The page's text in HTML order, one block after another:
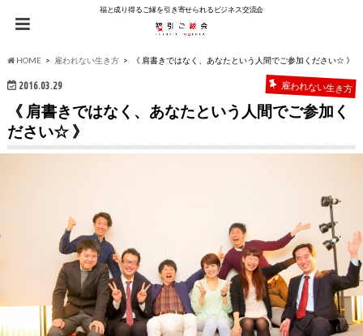
福と成り得るご縁を引き寄せられるビジネス交流会
HOME 雇われない生き方 《 肩書きではなく、あなたという人間でご参加ください☆ 》
2016.03.29 雇われない生き方
《 肩書きではなく、あなたという人間でご参加く
ださい☆ 》